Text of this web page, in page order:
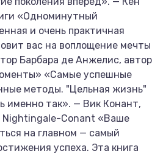
«Одноминутный
и очень практичная
вас на воплощение мечты
Барбара де Анжелис, автор
«Самые успешные
методы. "Цельная жизнь"
именно так». — Вик Конант,
Nightingale-Conant «Ваше
на главном — самый
успеха. Эта книга